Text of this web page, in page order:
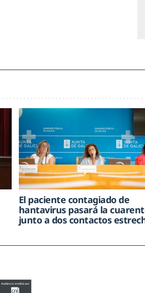
El paciente contagiado de
hantavirus pasará la
junto a dos contactos